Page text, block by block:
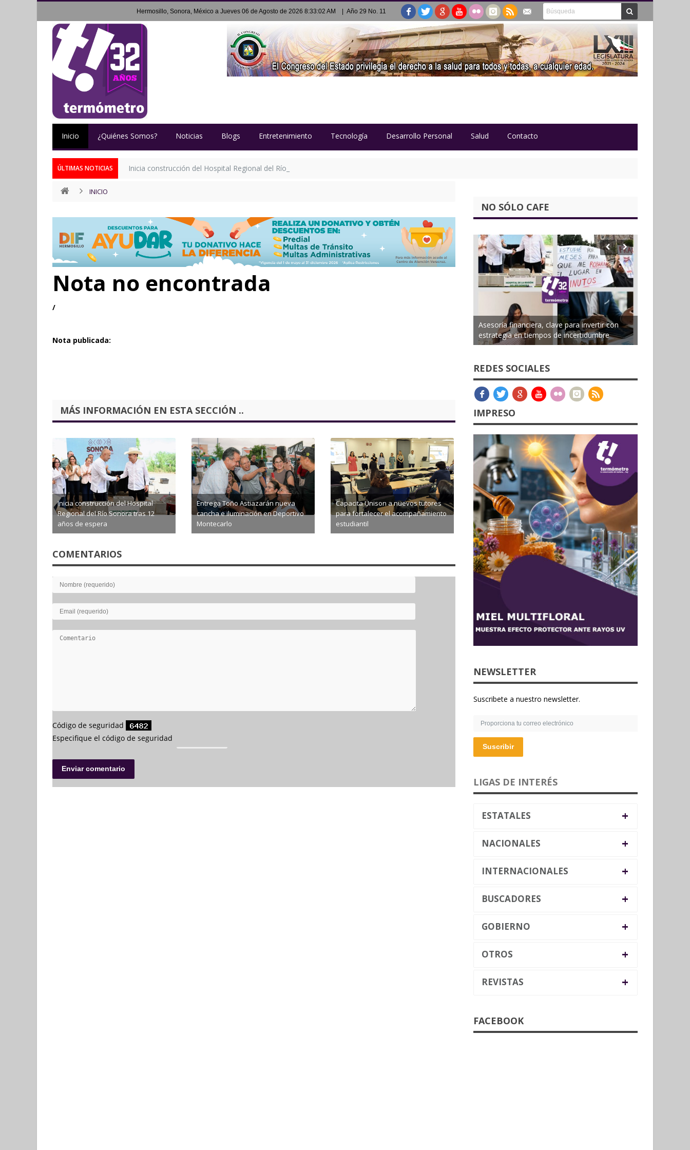
Hermosillo, Sonora, México a Jueves 06 de Agosto de 2026 8:33:02 AM | Año 29 No. 11
Inicio ¿Quiénes Somos? Noticias Blogs Entretenimiento Tecnología Desarrollo Personal Salud Contacto
ÚLTIMAS NOTICIAS Inicia construcción del Hospital Regional del Río Sonora tras 12 años de espera
INICIO
Nota no encontrada
/
Nota publicada:
MÁS INFORMACIÓN EN ESTA SECCIÓN ..
Inicia construcción del Hospital
Regional del Río Sonora tras 12
años de espera
Entrega Toño Astiazarán nueva
cancha e iluminación en Deportivo
Montecarlo
Capacita Unison a nuevos tutores
para fortalecer el acompañamiento
estudiantil
COMENTARIOS
NO SÓLO CAFE
Asesoría financiera, clave para invertir con
estrategia en tiempos de incertidumbre
REDES SOCIALES
IMPRESO
NEWSLETTER
Suscribete a nuestro newsletter.
Suscribir
LIGAS DE INTERÉS
ESTATALES +
NACIONALES +
INTERNACIONALES +
BUSCADORES +
GOBIERNO +
OTROS +
REVISTAS +
FACEBOOK